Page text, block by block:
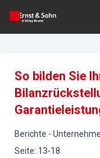
So bilden Sie
Berichte -
Seite: 13-18